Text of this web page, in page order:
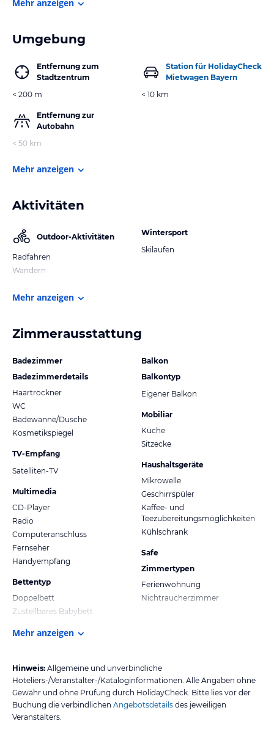
Mehr anzeigen
Umgebung
Entfernung zum
Stadtzentrum
< 200 m
Entfernung zur
Autobahn
< 50 km
Station für HolidayCheck
Mietwagen Bayern
< 10 km
Mehr anzeigen
Aktivitäten
Outdoor-Aktivitäten
Radfahren
Wandern
Wintersport
Skilaufen
Mehr anzeigen
Zimmerausstattung
Badezimmer
Badezimmerdetails
Haartrockner
WC
Badewanne/Dusche
Kosmetikspiegel
TV-Empfang
Satelliten-TV
Multimedia
CD-Player
Radio
Computeranschluss
Fernseher
Handyempfang
Bettentyp
Doppelbett
Zustellbares Babybett
Balkon
Balkontyp
Eigener Balkon
Mobiliar
Küche
Sitzecke
Haushaltsgeräte
Mikrowelle
Geschirrspüler
Kaffee- und
Teezubereitungsmöglichkeiten
Kühlschrank
Safe
Zimmertypen
Ferienwohnung
Nichtraucherzimmer
Mehr anzeigen
Hinweis: Allgemeine und unverbindliche
Hoteliers-/Veranstalter-/Kataloginformationen. Alle Angaben ohne
Gewähr und ohne Prüfung durch HolidayCheck. Bitte lies vor der
Buchung die verbindlichen Angebotsdetails des jeweiligen
Veranstalters.